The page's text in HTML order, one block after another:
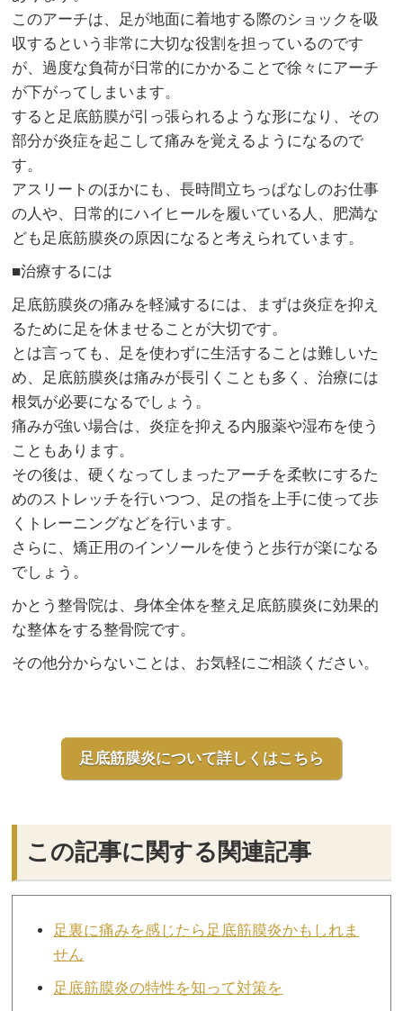
このアーチは、足が地面に着地する際のショックを吸
収するという非常に大切な役割を担っているのです
が、過度な負荷が日常的にかかることで徐々にアーチ
が下がってしまいます。
すると足底筋膜が引っ張られるような形になり、その
部分が炎症を起こして痛みを覚えるようになるので
す。
アスリートのほかにも、長時間立ちっぱなしのお仕事
の人や、日常的にハイヒールを履いている人、肥満な
ども足底筋膜炎の原因になると考えられています。
■治療するには
足底筋膜炎の痛みを軽減するには、まずは炎症を抑え
るために足を休ませることが大切です。
とは言っても、足を使わずに生活することは難しいた
め、足底筋膜炎は痛みが長引くことも多く、治療には
根気が必要になるでしょう。
痛みが強い場合は、炎症を抑える内服薬や湿布を使う
こともあります。
その後は、硬くなってしまったアーチを柔軟にするた
めのストレッチを行いつつ、足の指を上手に使って歩
くトレーニングなどを行います。
さらに、矯正用のインソールを使うと歩行が楽になる
でしょう。
かとう整骨院は、身体全体を整え足底筋膜炎に効果的
な整体をする整骨院です。
その他分からないことは、お気軽にご相談ください。
足底筋膜炎について詳しくはこちら
この記事に関する関連記事
足裏に痛みを感じたら足底筋膜炎かもしれま
せん
足底筋膜炎の特性を知って対策を